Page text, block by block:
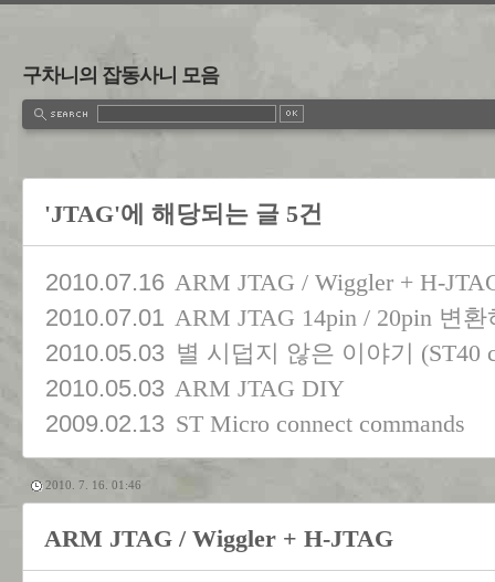
구차니의 잡동사니 모음
'JTAG'에 해당되는 글 5건
2010.07.16 ARM JTAG / Wiggler + H-
2010.07.01 ARM JTAG 14pin / 20pin 변환
2010.05.03 별 시덥지 않은 이야기 (ST40
2010.05.03 ARM JTAG DIY
2009.02.13 ST Micro connect commands
2010. 7. 16. 01:46
ARM JTAG / Wiggler + H-JTAG